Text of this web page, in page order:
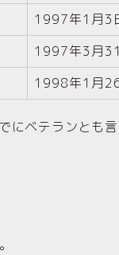
1997年1月3
1997年3月
1998年1月
にベテランとも